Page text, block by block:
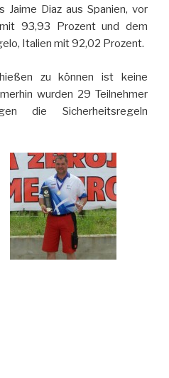
Jaime Diaz aus Spanien, vor
93,93 Prozent und dem
Italien mit 92,02 Prozent.
zu können ist keine
wurden 29 Teilnehmer
die Sicherheitsregeln